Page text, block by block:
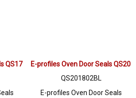
QS171502WE-profiles Oven Door Seals
QS201802BL
E-profiles Oven Door Seals